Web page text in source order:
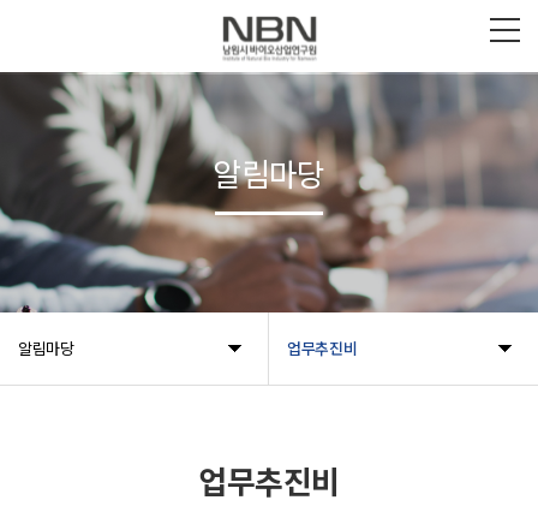
알림마당 업무추진비
알림마당
업무추진비